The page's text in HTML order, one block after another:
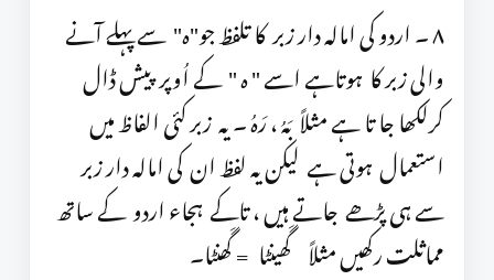
٨ ۔ اردو کی امالہ دار زبر کا تلفظ جو"ہ" سے پہلے آنے
والی زبر کا ہوتاہے اسے " ہ " کے اُوپر پیش ڈال
کرلکھا جا تا ہے مثلاً بَہُ ، رَہُ ۔ یہ زبر کئی الفاظ میں
استعمال ہوتی ہے لیکن یہ لفظ ان کی امالہ دار زبر
سے ہی پڑھے جاتے ہیں ، تاکے ہجاء اردو کے ساتھ
مماثلت رکھیں مثلاً گَھینٹا = گَھنٹا۔